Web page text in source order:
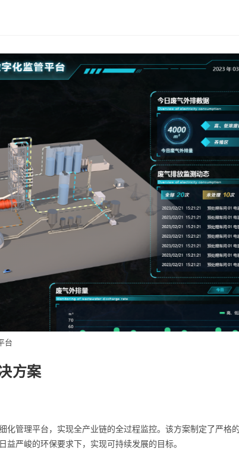
台
方案
管理平台，实现全产业链的全过程监控。该方案制定了严格
严峻的环保要求下，实现可持续发展的目标。